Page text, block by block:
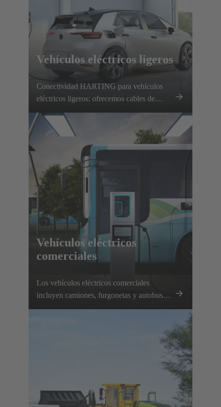
Vehículos eléctricos ligeros
Conectividad HARTING para vehículos
eléctricos ligeros: ofrecemos cables de
carga de CA, interfaces de CC, sistemas de
solenoide y soluciones de conexión
innovadoras.
Vehículos eléctricos
comerciales
Los vehículos eléctricos comerciales
incluyen camiones, furgonetas y autobuses
propulsados eléctricamente. Se está
componentes para vehículos.